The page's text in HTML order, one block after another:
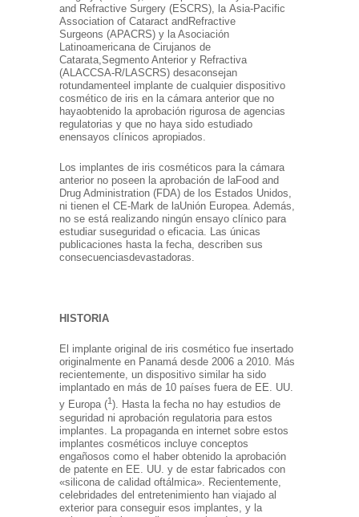
and Refractive Surgery (ESCRS), la Asia-Pacific
Association of Cataract and Refractive
Surgeons (APACRS) y la Asociación
Latinoamericana de Cirujanos de
Catarata,Segmento Anterior y Refractiva
(ALACCSA-R/LASCRS) desaconsejan
rotundamenteel implante de cualquier dispositivo
cosmético de iris en la cámara anterior que no
hayaobtenido la aprobación rigurosa de agencias
regulatorias y que no haya sido estudiado
enensayos clínicos apropiados.
Los implantes de iris cosméticos para la cámara
anterior no poseen la aprobación de laFood and
Drug Administration (FDA) de los Estados Unidos,
ni tienen el CE-Mark de laUnión Europea. Además,
no se está realizando ningún ensayo clínico para
estudiar suseguridad o eficacia. Las únicas
publicaciones hasta la fecha, describen sus
consecuenciasdevastadoras.
HISTORIA
El implante original de iris cosmético fue insertado
originalmente en Panamá desde 2006 a 2010. Más
recientemente, un dispositivo similar ha sido
implantado en más de 10 países fuera de EE. UU.
y Europa (1 ). Hasta la fecha no hay estudios de
seguridad ni aprobación regulatoria para estos
implantes. La propaganda en internet sobre estos
implantes cosméticos incluye conceptos
engañosos como el haber obtenido la aprobación
de patente en EE. UU. y de estar fabricados con
«silicona de calidad oftálmica». Recientemente,
celebridades del entretenimiento han viajado al
exterior para conseguir esos implantes, y la